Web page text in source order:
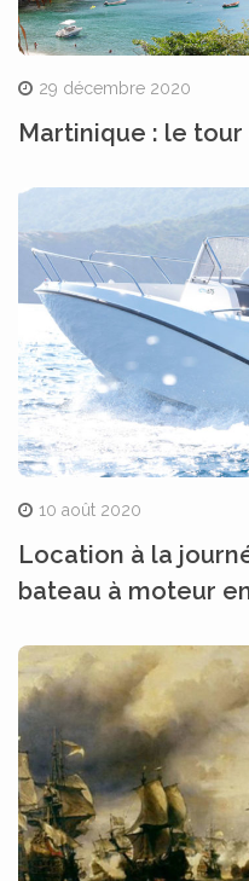
29 décembre 2020
Martinique : le tour
10 août 2020
Location à la
bateau à moteur